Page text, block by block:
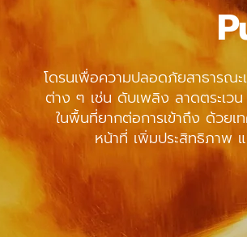
โดรนเพื่อความปลอดภัยสาธารณ
ต่าง ๆ เช่น ดับเพลิง ลาดตระเ
ในพื้นที่ยากต่อการเข้าถึง ด้วยเ
หน้าที่ เพิ่มประสิทธิภาพ